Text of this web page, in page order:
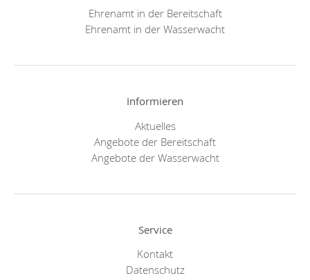
Ehrenamt in der Bereitschaft
Ehrenamt in der Wasserwacht
Informieren
Aktuelles
Angebote der Bereitschaft
Angebote der Wasserwacht
Service
Kontakt
Datenschutz